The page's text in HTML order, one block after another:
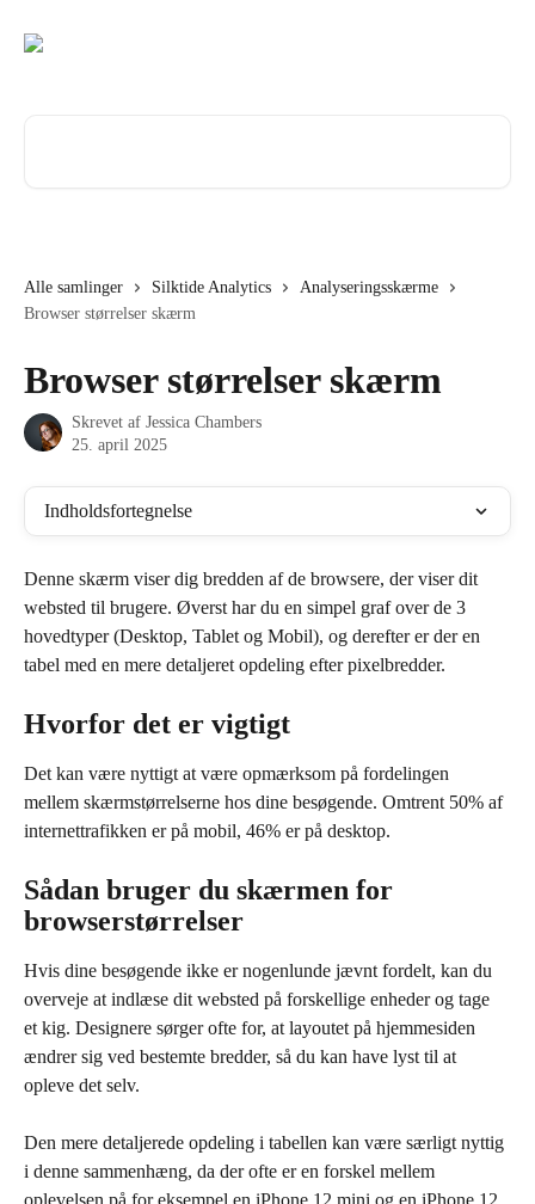
Alle samlinger Silktide Analytics
Analyseringsskærme
Browser størrelser skærm
Browser størrelser skærm
Skrevet af Jessica Chambers
25. april 2025
Indholdsfortegnelse
Denne skærm viser dig bredden af de browsere, der viser dit
websted til brugere. Øverst har du en simpel graf over de 3
hovedtyper (Desktop, Tablet og Mobil), og derefter er der en
tabel med en mere detaljeret opdeling efter pixelbredder.
Hvorfor det er vigtigt
Det kan være nyttigt at være opmærksom på fordelingen
mellem skærmstørrelserne hos dine besøgende. Omtrent 50% af
internettrafikken er på mobil, 46% er på desktop.
Sådan bruger du skærmen for
browserstørrelser
Hvis dine besøgende ikke er nogenlunde jævnt fordelt, kan du
overveje at indlæse dit websted på forskellige enheder og tage
et kig. Designere sørger ofte for, at layoutet på hjemmesiden
ændrer sig ved bestemte bredder, så du kan have lyst til at
opleve det selv.
Den mere detaljerede opdeling i tabellen kan være særligt nyttig
i denne sammenhæng, da der ofte er en forskel mellem
oplevelsen på for eksempel en iPhone 12 mini og en iPhone 12